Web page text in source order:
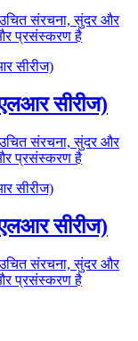
संरचना, सुंदर और
और प्रसंस्करण है
सीरीज)
संरचना, सुंदर और
और प्रसंस्करण है
सीरीज)
संरचना, सुंदर और
और प्रसंस्करण है